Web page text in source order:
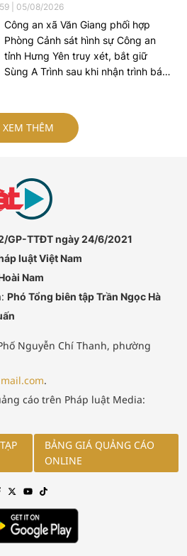
05/08/2026
Công an xã Văn Giang phối hợp
Phòng Cảnh sát hình sự Công an
tỉnh Hưng Yên truy xét, bắt giữ
Sùng A Trình sau khi nhận trình báo
XEM THÊM
GP-TTĐT ngày 24/6/2021
luật Việt Nam
Nam
Phó Tổng biên tập Trần Ngọc Hà
Nguyễn Chí Thanh, phường
.
cáo trên Pháp luật Media:
BẢNG GIÁ QUẢNG CÁO
ONLINE